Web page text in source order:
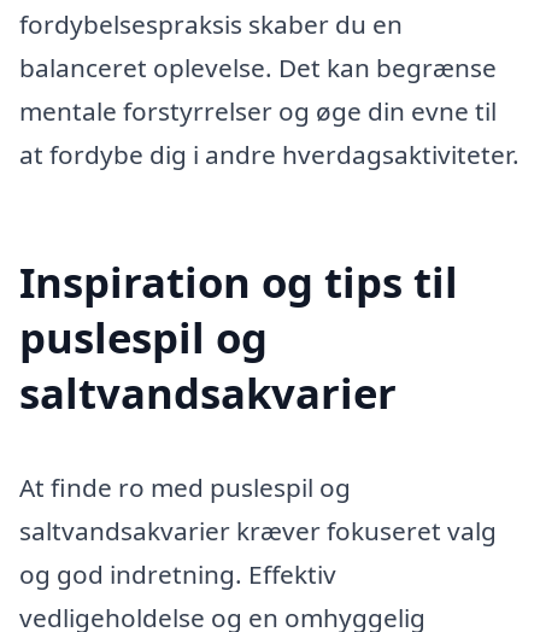
fordybelsespraksis skaber du en
balanceret oplevelse. Det kan begrænse
mentale forstyrrelser og øge din evne til
at fordybe dig i andre hverdagsaktiviteter.
Inspiration og tips til
puslespil og
saltvandsakvarier
At finde ro med puslespil og
saltvandsakvarier kræver fokuseret valg
og god indretning. Effektiv
vedligeholdelse og en omhyggelig